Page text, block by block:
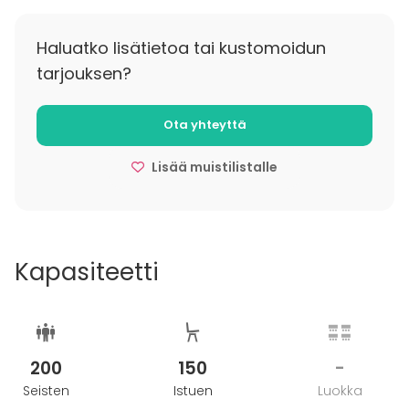
Kontakta oss idag så skräddarsyr vi ditt evenemang!
Haluatko lisätietoa tai kustomoidun
tarjouksen?
Ota yhteyttä
Lisää muistilistalle
Kapasiteetti
200
Seisten
150
Istuen
-
Luokka